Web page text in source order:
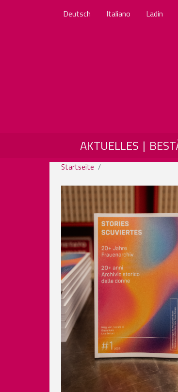
Deutsch Italiano Ladin
MAIN
AKTUELLES
Startseite